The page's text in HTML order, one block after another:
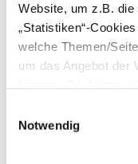
Website, um z.B. die
„Statistiken“-
welche Themen/
um das Angebot der
Notwendig
Exklusiv
Aktuelles
nicht zu